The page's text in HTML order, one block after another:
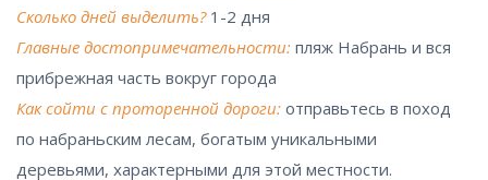
Сколько дней выделить?1-2 дня
Главные достопримечательности: пляж Набрань и вся
прибрежная часть вокруг города
Как сойти с проторенной дороги: отправьтесь в поход
по набраньским лесам, богатым уникальными
деревьями, характерными для этой местности.